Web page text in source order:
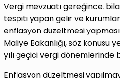
Vergi mevzuatı gereğince,
tespiti yapan gelir ve
enflasyon düzeltmesi
Maliye Bakanlığı, söz konusu
yılı geçici vergi dönemlerinde
Enflasyon düzeltmesi